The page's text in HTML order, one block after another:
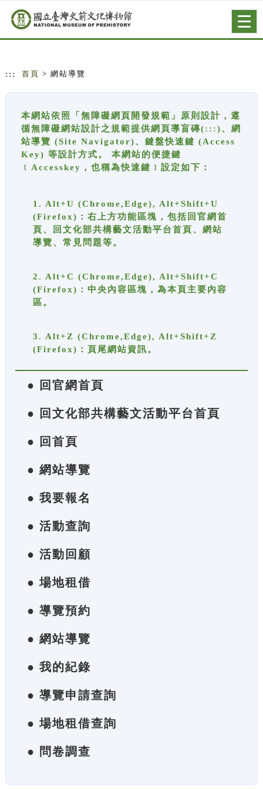
跳到主要內容
網站導覽
::: 首頁 > 網站導覽
本網站依照「無障礙網頁開發規範」原則設計，遵
循無障礙網站設計之規範提供網頁導盲磚(:::)、網
站導覽 (Site Navigator)、鍵盤快速鍵 (Access
Key) 等設計方式。 本網站的便捷鍵
﹝Accesskey，也稱為快速鍵﹞設定如下：
1. Alt+U (Chrome,Edge), Alt+Shift+U
(Firefox)：右上方功能區塊，包括回官網首
頁、回文化部共構藝文活動平台首頁、網站
導覽、常見問題等。
2. Alt+C (Chrome,Edge), Alt+Shift+C
(Firefox)：中央內容區塊，為本頁主要內容
區。
3. Alt+Z (Chrome,Edge), Alt+Shift+Z
(Firefox)：頁尾網站資訊。
● 回官網首頁
● 回文化部共構藝文活動平台首頁
● 回首頁
● 網站導覽
● 我要報名
● 活動查詢
● 活動回顧
● 場地租借
● 導覽預約
● 網站導覽
● 我的紀錄
● 導覽申請查詢
● 場地租借查詢
● 問卷調查